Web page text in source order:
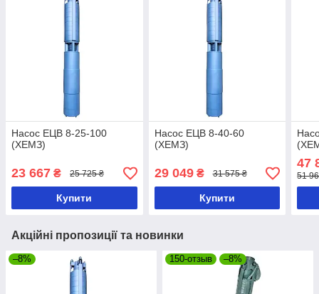
Насос ЕЦВ 8-25-100
(ХЕМЗ)
23 667 ₴ 25 725 ₴
Купити
Насос ЕЦВ 8-40-60
(ХЕМЗ)
29 049₴ 31 575 ₴
Купити
47
51
Акційні пропозиції та новинки
–8% 150-отзыв –8%